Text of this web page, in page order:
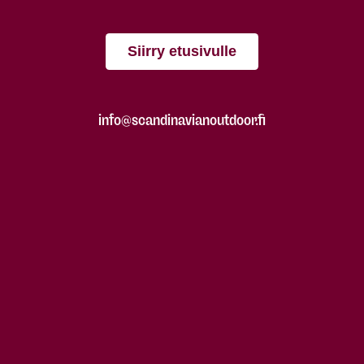
Siirry etusivulle
info@scandinavianoutdoor.fi